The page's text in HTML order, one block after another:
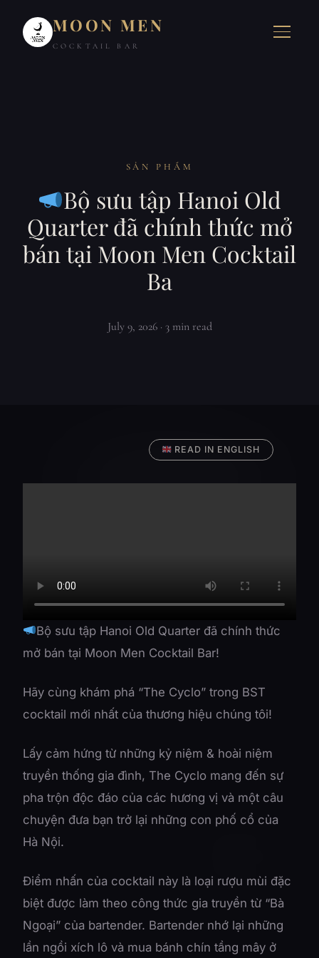
MOON MEN
COCKTAIL BAR
SẢN PHẨM
Bộ sưu tập Hanoi Old
Quarter đã chính thức mở
bán tại Moon Men Cocktail
Ba
July 9, 2026· 3 min read
READ IN ENGLISH
Bộ sưu tập Hanoi Old Quarter đã chính thức
mở bán tại Moon Men Cocktail Bar!
Hãy cùng khám phá “The Cyclo” trong BST
cocktail mới nhất của thương hiệu chúng tôi!
Lấy cảm hứng từ những kỷ niệm & hoài niệm
truyền thống gia đình, The Cyclo mang đến sự
pha trộn độc đáo của các hương vị và một câu
chuyện đưa bạn trở lại những con phố cổ của
Hà Nội.
Điểm nhấn của cocktail này là loại rượu mùi đặc
biệt được làm theo công thức gia truyền từ “Bà
Ngoại” của bartender. Bartender nhớ lại những
lần ngồi xích lô và mua bánh chín tầng mây ở